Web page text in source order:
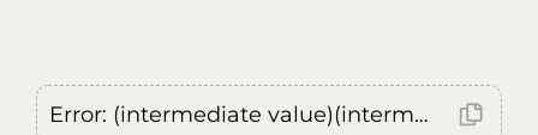
Error: (intermediate value)(intermediate value)(intermediate value).replaceAll is not a function